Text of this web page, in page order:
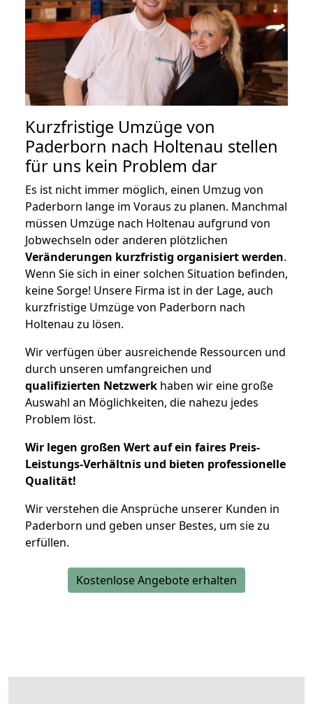
Kurzfristige Umzüge von
Paderborn nach Holtenau stellen
für uns kein Problem dar
Es ist nicht immer möglich, einen Umzug von
Paderborn lange im Voraus zu planen. Manchmal
müssen Umzüge nach Holtenau aufgrund von
Jobwechseln oder anderen plötzlichen
Veränderungen kurzfristig organisiert werden.
Wenn Sie sich in einer solchen Situation befinden,
keine Sorge! Unsere Firma ist in der Lage, auch
kurzfristige Umzüge von Paderborn nach
Holtenau zu lösen.
Wir verfügen über ausreichende Ressourcen und
durch unseren umfangreichen und
qualifizierten Netzwerk haben wir eine große
Auswahl an Möglichkeiten, die nahezu jedes
Problem löst.
Wir legen großen Wert auf ein faires Preis-
Leistungs-Verhältnis und bieten professionelle
Qualität!
Wir verstehen die Ansprüche unserer Kunden in
Paderborn und geben unser Bestes, um sie zu
erfüllen.
Kostenlose Angebote erhalten